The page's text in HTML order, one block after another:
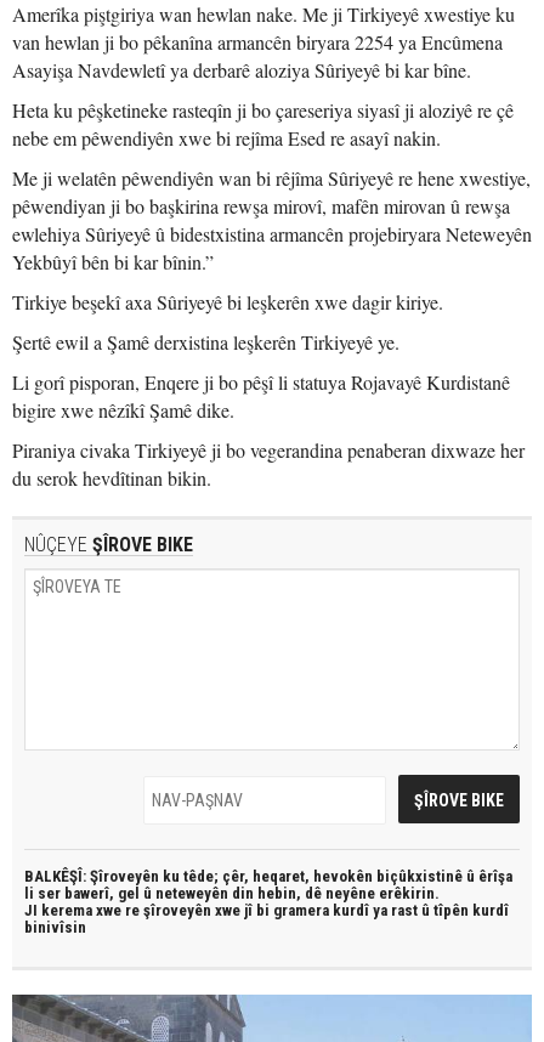
Amerîka piştgiriya wan hewlan nake. Me ji Tirkiyeyê xwestiye ku
van hewlan ji bo pêkanîna armancên biryara 2254 ya Encûmena
Asayişa Navdewletî ya derbarê aloziya Sûriyeyê bi kar bîne.
Heta ku pêşketineke rasteqîn ji bo çareseriya siyasî ji aloziyê re çê
nebe em pêwendiyên xwe bi rejîma Esed re asayî nakin.
Me ji welatên pêwendiyên wan bi rêjîma Sûriyeyê re hene xwestiye,
pêwendiyan ji bo başkirina rewşa mirovî, mafên mirovan û rewşa
ewlehiya Sûriyeyê û bidestxistina armancên projebiryara Neteweyên
Yekbûyî bên bi kar bînin.”
Tirkiye beşekî axa Sûriyeyê bi leşkerên xwe dagir kiriye.
Şertê ewil a Şamê derxistina leşkerên Tirkiyeyê ye.
Li gorî pisporan, Enqere ji bo pêşî li statuya Rojavayê Kurdistanê
bigire xwe nêzîkî Şamê dike.
Piraniya civaka Tirkiyeyê ji bo vegerandina penaberan dixwaze her
du serok hevdîtinan bikin.
NÛÇEYE ŞÎROVE BIKE
BALKÊŞÎ: Şîroveyên ku têde; çêr, heqaret, hevokên biçûkxistinê û êrîşa
li ser bawerî, gel û neteweyên din hebin, dê neyêne erêkirin.
JI kerema xwe re şîroveyên xwe jî bi gramera kurdî ya rast û tîpên kurdî
binivîsin